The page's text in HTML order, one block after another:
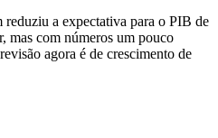
a expectativa para o PIB de
mas com números um pouco
agora é de crescimento de